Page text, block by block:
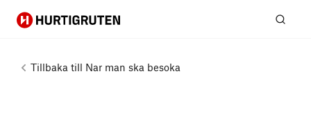
Hurtigruten
Tillbaka till Nar man ska besoka